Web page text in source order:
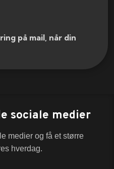
på mail, når din
sociale medier
medier og få et større
hverdag.